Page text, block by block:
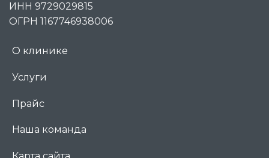
ИНН 9729029815
ОГРН 1167746938006
О клинике
Услуги
Прайс
Наша команда